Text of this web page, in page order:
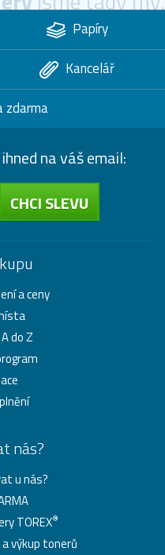
Papíry
Kancelář
zdarma
na váš email:
CHCI SLEVU
a ceny
do Z
nás?
u nás?
TOREX®
a výkup tonerů